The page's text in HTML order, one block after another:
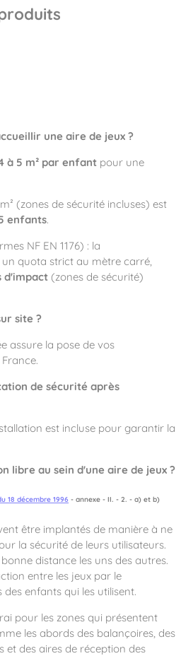
une aire de jeux ?
à 5 m² par enfant pour une
(zones de sécurité incluses) est
enfants.
NF EN 1176) : la
quota strict au mètre carré,
d'impact (zones de sécurité)
site ?
assure la pose de vos
de sécurité après
est incluse pour garantir la
libre au sein d'une aire de jeux ?
18 décembre 1996 - annexe - II. - 2. - a) et b)
être implantés de manière à ne
la sécurité de leurs utilisateurs.
distance les uns des autres.
entre les jeux par le
enfants qui les utilisent.
pour les zones qui présentent
les abords des balançoires, des
et des aires de réception des